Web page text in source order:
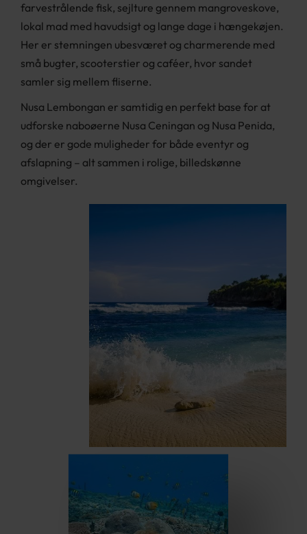
farvestrålende fisk, sejlture gennem mangroveskove,
lokal mad med havudsigt og lange dage i hængekøjen.
Her er stemningen ubesværet og charmerende med
små bugter, scooterstier og caféer, hvor sandet
samler sig mellem fliserne.
Nusa Lembongan er samtidig en perfekt base for at
udforske naboøerne Nusa Ceningan og Nusa Penida,
og der er gode muligheder for både eventyr og
afslapning – alt sammen i rolige, billedskønne
omgivelser.